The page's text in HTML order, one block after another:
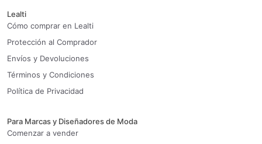
Lealti
Cómo comprar en Lealti
Protección al Comprador
Envíos y Devoluciones
Términos y Condiciones
Política de Privacidad
Para Marcas y Diseñadores de Moda
Comenzar a vender